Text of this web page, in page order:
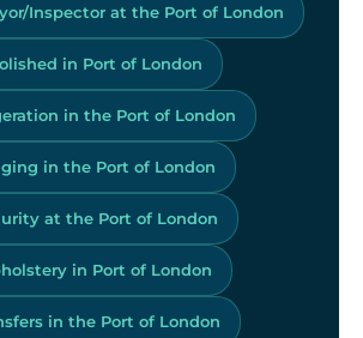
Inspector at the Port of London
in Port of London
in the Port of London
in the Port of London
at the Port of London
in Port of London
in the Port of London